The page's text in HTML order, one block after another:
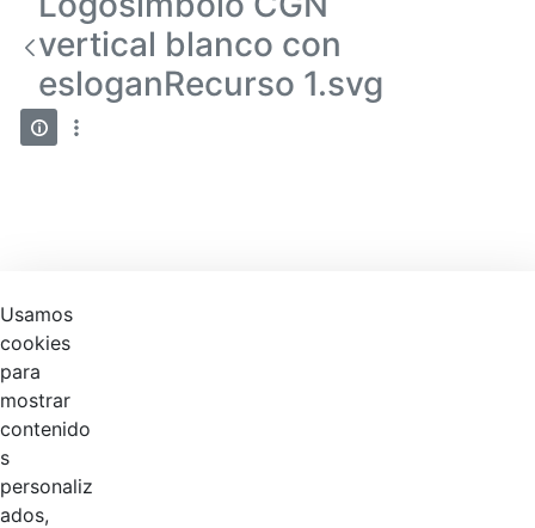
vertical blanco con
esloganRecurso 1.svg
Usamos
cookies
para
mostrar
contenido
s
personaliz
ados,